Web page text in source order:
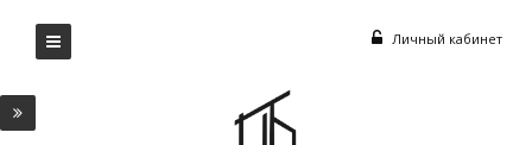
Личный кабинет